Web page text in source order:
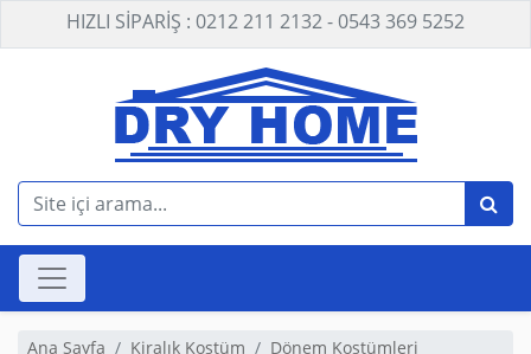
HIZLI SİPARİŞ : 0212 211 2132 - 0543 369 5252
Ana Sayfa Kiralık Kostüm
Dönem Kostümleri